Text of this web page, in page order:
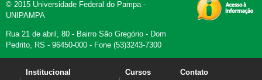
© 2015 Universidade Federal do Pampa -
UNIPAMPA
Rua 21 de abril, 80 - Bairro São Gregório - Dom
Pedrito, RS - 96450-000 - Fone (53)3243-7300
Institucional Cursos Contato